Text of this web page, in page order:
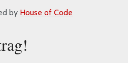
by House of Code